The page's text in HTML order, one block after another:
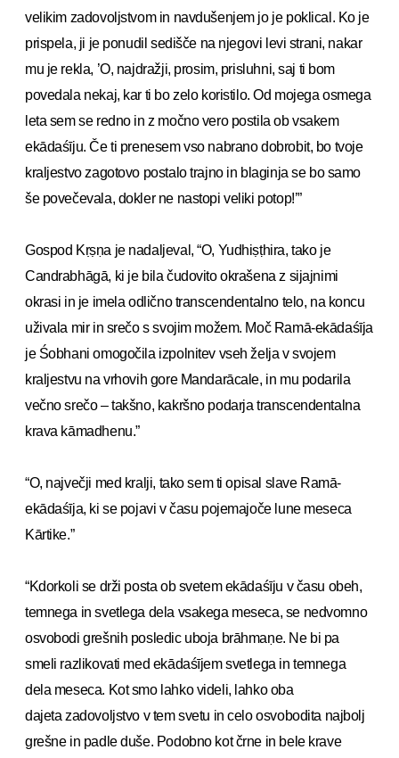
velikim zadovoljstvom in navdušenjem jo je poklical. Ko je
prispela, ji je ponudil sedišče na njegovi levi strani, nakar
mu je rekla, ’O, najdražji, prosim, prisluhni, saj ti bom
povedala nekaj, kar ti bo zelo koristilo. Od mojega osmega
leta sem se redno in z močno vero postila ob vsakem
ekādaśīju. Če ti prenesem vso nabrano dobrobit, bo tvoje
kraljestvo zagotovo postalo trajno in blaginja se bo samo
še povečevala, dokler ne nastopi veliki potop!’”
Gospod Kṛṣṇa je nadaljeval, “O, Yudhiṣṭhira, tako je
Candrabhāgā, ki je bila čudovito okrašena z sijajnimi
okrasi in je imela odlično transcendentalno telo, na koncu
uživala mir in srečo s svojim možem. Moč Ramā-ekādaśīja
je Śobhani omogočila izpolnitev vseh želja v svojem
kraljestvu na vrhovih gore Mandarācale, in mu podarila
večno srečo – takšno, kakršno podarja transcendentalna
krava kāmadhenu.”
“O, največji med kralji, tako sem ti opisal slave Ramā-
ekādaśīja, ki se pojavi v času pojemajoče lune meseca
Kārtike.”
“Kdorkoli se drži posta ob svetem ekādaśīju v času obeh,
temnega in svetlega dela vsakega meseca, se nedvomno
osvobodi grešnih posledic uboja brāhmaṇe. Ne bi pa
smeli razlikovati med ekādaśījem svetlega in temnega
dela meseca. Kot smo lahko videli, lahko oba
dajeta zadovoljstvo v tem svetu in celo osvobodita najbolj
grešne in padle duše. Podobno kot črne in bele krave